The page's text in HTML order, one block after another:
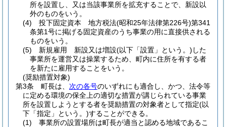
所を設置し、又は当該事業所を拡充することで、新設以
外のものをいう。
(4)
投下固定資本 地方税法(昭和25年法律第226号)第341
条第1号に掲げる固定資産のうち事業の用に直接供される
ものをいう。
(5)
新規雇用 新設又は増設(以下「設置」という。) した
事業所を運営又は操業するため、町内に住所を有する者
を新たに雇用することをいう。
(奨励措置対象)
第3条
町長は、 次の各号のいずれにも適合し、かつ、法令等
に定める環境の保全上の適切な措置が講じられている事業
所を設置しようとする者を奨励措置の対象者として指定(以
下「指定」という。)することができる。
(1)
事業所の設置場所は町長が適当と認める地域であるこ